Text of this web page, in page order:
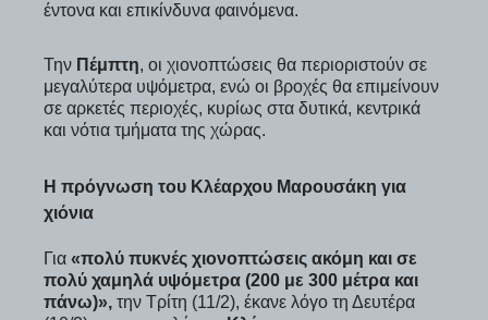
έντονα και επικίνδυνα φαινόμενα.
Την Πέμπτη, οι χιονοπτώσεις θα περιοριστούν σε
μεγαλύτερα υψόμετρα, ενώ οι βροχές θα επιμείνουν
σε αρκετές περιοχές, κυρίως στα δυτικά, κεντρικά
και νότια τμήματα της χώρας.
Η πρόγνωση του Κλέαρχου Μαρουσάκη για
χιόνια
Για «πολύ πυκνές χιονοπτώσεις ακόμη και σε
πολύ χαμηλά υψόμετρα (200 με 300 μέτρα και
πάνω)», την Τρίτη (11/2), έκανε λόγο τη Δευτέρα